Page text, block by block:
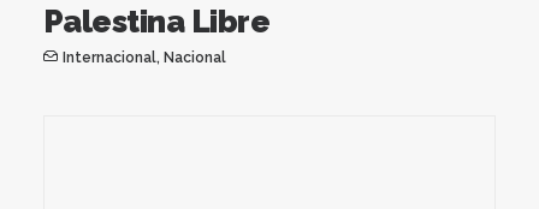
Palestina Libre
Internacional, Nacional